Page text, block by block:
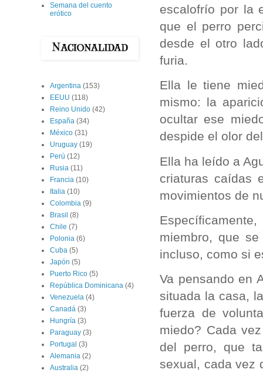
escalofrío por la
que el perro
desde el otro
furia.
Ella le tiene
mismo: la
ocultar ese
despide el olor
Ella ha leído a
criaturas caídas
movimientos de
miembro, que
incluso, como si
Va pensando en
situada la casa,
fuerza de
miedo? Cada
del perro, que
sexual, cada vez
Semana del cuento
erótico
Argentina (153)
EEUU (118)
Reino Unido (42)
España (34)
México (31)
Uruguay (19)
Perú (12)
Rusia (11)
Francia (10)
Italia (10)
Colombia (9)
Brasil (8)
Chile (7)
Polonia (6)
Cuba (5)
Japón (5)
Puerto Rico (5)
República Dominicana (4)
Venezuela (4)
Canadá (3)
Hungría (3)
Paraguay (3)
Portugal (3)
Alemania (2)
Australia (2)